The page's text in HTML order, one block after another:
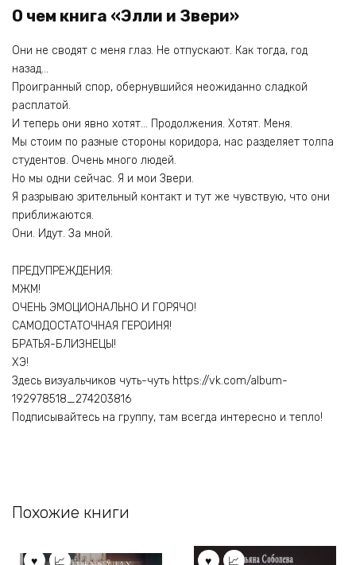
О чем книга «Элли и Звери»
Они не сводят с меня глаз. Не отпускают. Как тогда, год
назад…
Проигранный спор, обернувшийся неожиданно сладкой
расплатой.
И теперь они явно хотят… Продолжения. Хотят. Меня.
Мы стоим по разные стороны коридора, нас разделяет толпа
студентов. Очень много людей.
Но мы одни сейчас. Я и мои Звери.
Я разрываю зрительный контакт и тут же чувствую, что они
приближаются.
Они. Идут. За мной.
ПРЕДУПРЕЖДЕНИЯ:
МЖМ!
ОЧЕНЬ ЭМОЦИОНАЛЬНО И ГОРЯЧО!
САМОДОСТАТОЧНАЯ ГЕРОИНЯ!
БРАТЬЯ-БЛИЗНЕЦЫ!
ХЭ!
Здесь визуальчиков чуть-чуть https://vk.com/album-
192978518_274203816
Подписывайтесь на группу, там всегда интересно и тепло!
Похожие книги